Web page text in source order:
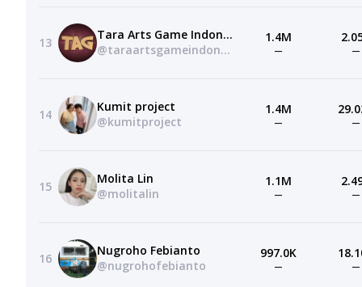
13
Tara Arts Game Indonesia
@taraartsgameindonesia
1.4M
— —
14
Kumit project
@kumitproject
1.4M
— —
15
Molita Lin
@molitalin
1.1M
— —
16
Nugroho Febianto
@nugrohofebianto
997.0K
— —